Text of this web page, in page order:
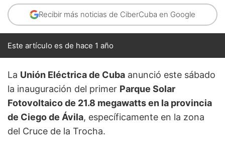
Recibir más noticias de CiberCuba en Google
Este artículo es de hace 1 año
La Unión Eléctrica de Cuba anunció este sábado
la inauguración del primer Parque Solar
Fotovoltaico de 21.8 megawatts en la provincia
de Ciego de Ávila, específicamente en la zona
del Cruce de la Trocha.